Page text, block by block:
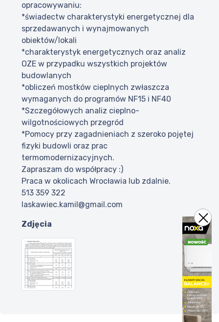
opracowywaniu:
*świadectw charakterystyki energetycznej dla
sprzedawanych i wynajmowanych
obiektów/lokali
*charakterystyk energetycznych oraz analiz
OZE w przypadku wszystkich projektów
budowlanych
*obliczeń mostków cieplnych zwłaszcza
wymaganych do programów NF15 i NF40
*Szczegółowych analiz cieplno-
wilgotnościowych przegród
*Pomocy przy zagadnieniach z szeroko pojętej
fizyki budowli oraz prac
termomodernizacyjnych.
Zapraszam do współpracy :)
Praca w okolicach Wrocławia lub zdalnie.
513 359 322
laskawiec.kamil@gmail.com
Zdjęcia